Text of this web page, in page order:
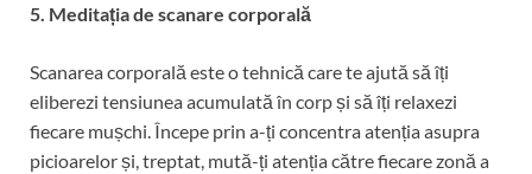
5. Meditația de scanare corporală
Scanarea corporală este o tehnică care te ajută să îți
eliberezi tensiunea acumulată în corp și să îți relaxezi
fiecare mușchi. Începe prin a-ți concentra atenția asupra
picioarelor și, treptat, mută-ți atenția către fiecare zonă a